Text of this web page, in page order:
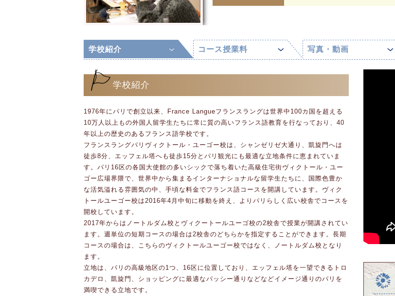
学校紹介 コース授業料 写真・動画
学校紹介
1976年にパリで創立以来、France Langueフランスラングは世界中100カ国を超える
10万人以上もの外国人留学生たちに常に質の高いフランス語教育を行なっており、40
年以上の歴史のあるフランス語学校です。
フランスラングパリヴィクトール・ユーゴー校は、シャンゼリゼ大通り、凱旋門へは
徒歩8分、エッフェル塔へも徒歩15分とパリ観光にも最適な立地条件に恵まれていま
す。パリ16区の各国大使館の多いシックで落ち着いた高級住宅街ヴィクトール・ユー
ゴー広場界隈で、世界中から集まるインターナショナルな留学生たちに、国際色豊か
な活気溢れる雰囲気の中、手頃な料金でフランス語コースを開講しています。ヴィク
トールユーゴー校は2016年4月中旬に移動を終え、よりパリらしく広い校舎でコースを
開校しています。
2017年からはノートルダム校とヴィクートールユーゴ校の2校舎で授業が開講されてい
ます。週単位の短期コースの場合は2校舎のどちらかを指定することができます。長期
コースの場合は、こちらのヴィクトールユーゴー校ではなく、ノートルダム校となり
ます。
立地は、パリの高級地区の1つ、16区に位置しており、エッフェル塔を一望できるトロ
カデロ、凱旋門、ショッピングに最適なパッシー通りなどなどイメージ通りのパリを
満喫できる立地です。